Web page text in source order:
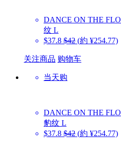
DANCE ON THE
纹 L
$37.8 $42 (約 ¥254.77)
关注商品 购物车
当天购
DANCE ON THE
豹纹 L
$37.8 $42 (約 ¥254.77)